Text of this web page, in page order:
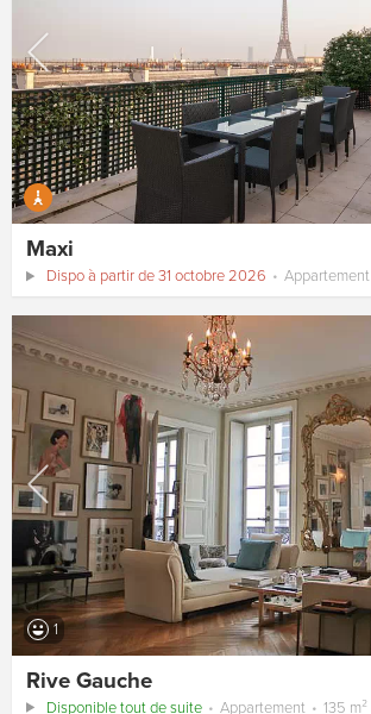
Maxi
Dispo à partir de 31 octobre 2026 Appartement
1
Rive Gauche
Disponible tout de suite Appartement 135 m²